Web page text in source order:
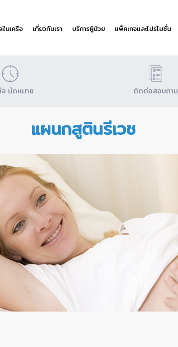
ในเครือ เกี่ยวกับเรา บริการผู้ป่วย แพ็คเกจและโปรโมชั่น
นัดหมาย ติดต่อสอบถาม
แผนกสูตินรีเวช